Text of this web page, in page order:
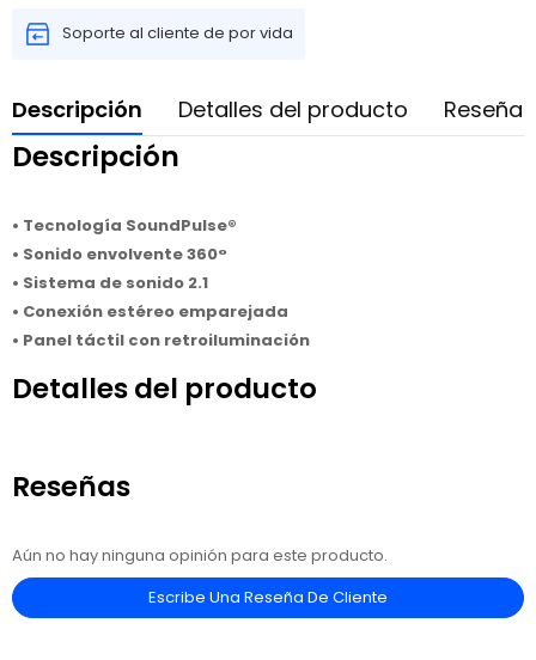
Soporte al cliente de por vida
Descripción Detalles del producto Reseñas
Descripción
• Tecnología SoundPulse®
• Sonido envolvente 360°
• Sistema de sonido 2.1
• Conexión estéreo emparejada
• Panel táctil con retroiluminación
Detalles del producto
Reseñas
Aún no hay ninguna opinión para este producto.
Escribe Una Reseña De Cliente